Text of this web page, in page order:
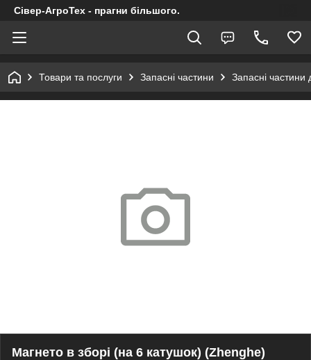
Сівер-АгроТех - прагни більшого.
Товари та послуги Запасні частини Запасні частини
Магнето в зборі (на 6 катушок) (Zhenghe)